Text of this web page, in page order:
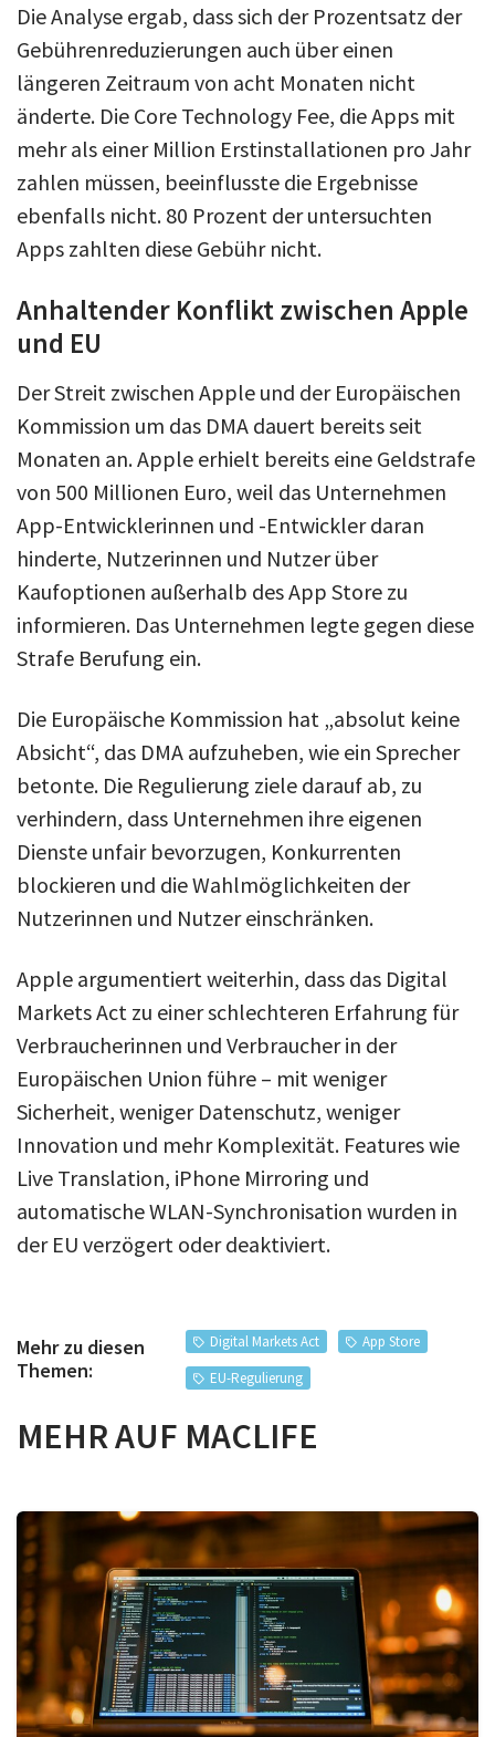
Die Analyse ergab, dass sich der Prozentsatz der
Gebührenreduzierungen auch über einen
längeren Zeitraum von acht Monaten nicht
änderte. Die Core Technology Fee, die Apps mit
mehr als einer Million Erstinstallationen pro Jahr
zahlen müssen, beeinflusste die Ergebnisse
ebenfalls nicht. 80 Prozent der untersuchten
Apps zahlten diese Gebühr nicht.
Anhaltender Konflikt zwischen Apple
und EU
Der Streit zwischen Apple und der Europäischen
Kommission um das DMA dauert bereits seit
Monaten an. Apple erhielt bereits eine Geldstrafe
von 500 Millionen Euro, weil das Unternehmen
App-Entwicklerinnen und -Entwickler daran
hinderte, Nutzerinnen und Nutzer über
Kaufoptionen außerhalb des App Store zu
informieren. Das Unternehmen legte gegen diese
Strafe Berufung ein.
Die Europäische Kommission hat „absolut keine
Absicht“, das DMA aufzuheben, wie ein Sprecher
betonte. Die Regulierung ziele darauf ab, zu
verhindern, dass Unternehmen ihre eigenen
Dienste unfair bevorzugen, Konkurrenten
blockieren und die Wahlmöglichkeiten der
Nutzerinnen und Nutzer einschränken.
Apple argumentiert weiterhin, dass das Digital
Markets Act zu einer schlechteren Erfahrung für
Verbraucherinnen und Verbraucher in der
Europäischen Union führe – mit weniger
Sicherheit, weniger Datenschutz, weniger
Innovation und mehr Komplexität. Features wie
Live Translation, iPhone Mirroring und
automatische WLAN-Synchronisation wurden in
der EU verzögert oder deaktiviert.
Mehr zu diesen
Themen:
Digital Markets Act
App Store
EU-Regulierung
MEHR AUF MACLIFE